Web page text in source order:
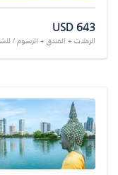
USD 643
الرحلات + الفندق + الرسوم /